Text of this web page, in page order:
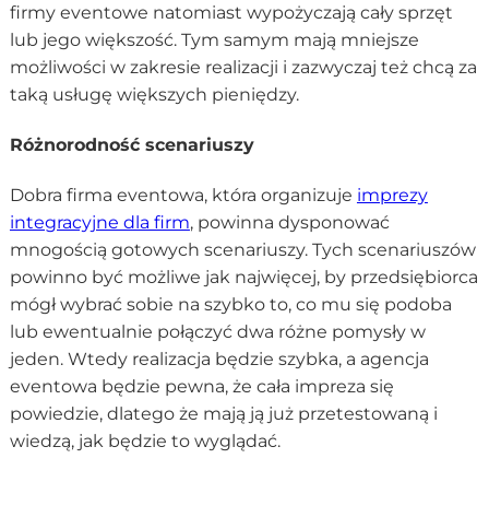
firmy eventowe natomiast wypożyczają cały sprzęt
lub jego większość. Tym samym mają mniejsze
możliwości w zakresie realizacji i zazwyczaj też chcą za
taką usługę większych pieniędzy.
Różnorodność scenariuszy
Dobra firma eventowa, która organizuje imprezy
integracyjne dla firm, powinna dysponować
mnogością gotowych scenariuszy. Tych scenariuszów
powinno być możliwe jak najwięcej, by przedsiębiorca
mógł wybrać sobie na szybko to, co mu się podoba
lub ewentualnie połączyć dwa różne pomysły w
jeden. Wtedy realizacja będzie szybka, a agencja
eventowa będzie pewna, że cała impreza się
powiedzie, dlatego że mają ją już przetestowaną i
wiedzą, jak będzie to wyglądać.